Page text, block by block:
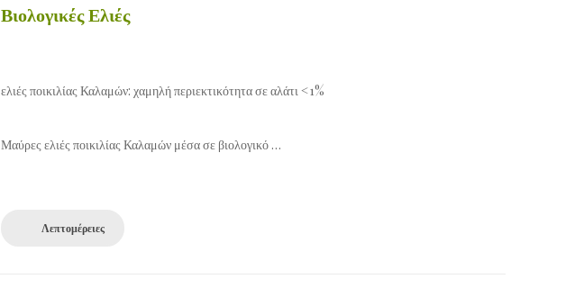
Βιολογικές Ελιές
ελιές ποικιλίας Καλαμών: χαμηλή περιεκτικότητα σε αλάτι <1%
Μαύρες ελιές ποικιλίας Καλαμών μέσα σε βιολογικό …
Λεπτομέρειες